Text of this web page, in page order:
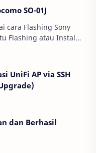
SO-01J
cara Flashing Sony
Flashing atau Instal
UniFi AP via SSH
dan Berhasil